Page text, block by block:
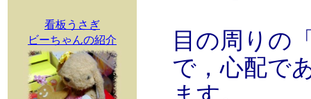
看板うさぎ
ビーちゃんの紹介
目の周りの
で，心配で